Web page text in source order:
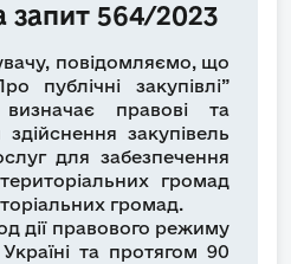
запит 564/2023
повідомляємо, що
публічні закупівлі”
правові та
закупівель
для забезпечення
громад
громад.
дії правового режиму
та протягом 90